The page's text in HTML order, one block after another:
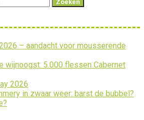
– aandacht voor mousserende
wijnoogst: 5.000 flessen Cabernet
2026
in zwaar weer: barst de bubbel?